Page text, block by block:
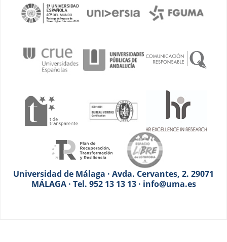
Universidad de Málaga · Avda. Cervantes, 2. 29071
MÁLAGA · Tel. 952 13 13 13 · info@uma.es